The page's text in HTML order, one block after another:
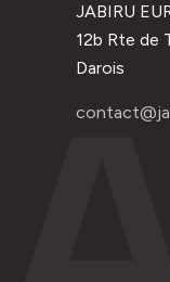
JABIRU
12b Rte de
Darois